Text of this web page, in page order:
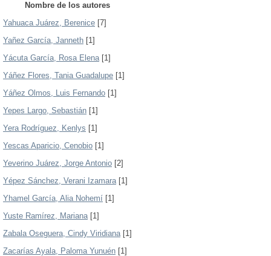
Nombre de los autores
Yahuaca Juárez, Berenice [7]
Yañez García, Janneth [1]
Yácuta García, Rosa Elena[1]
Yáñez Flores, Tania Guadalupe [1]
Yáñez Olmos, Luis Fernando [1]
Yepes Largo, Sebastián [1]
Yera Rodríguez, Kenlys [1]
Yescas Aparicio, Cenobio [1]
Yeverino Juárez, Jorge Antonio [2]
Yépez Sánchez, Verani Izamara[1]
Yhamel García, Alia Nohemí [1]
Yuste Ramírez, Mariana[1]
Zabala Oseguera, Cindy Viridiana[1]
Zacarías Ayala, Paloma Yunuén [1]